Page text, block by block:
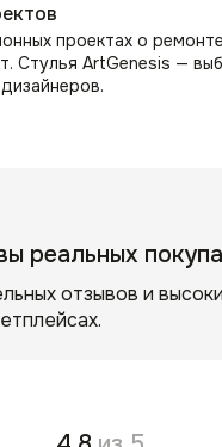
проектах о
Стулья ArtGenesis —
реальных
отзывов и